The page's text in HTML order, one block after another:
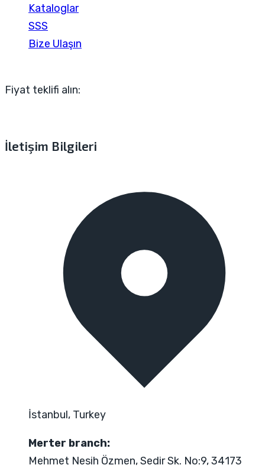
Kataloglar
SSS
Bize Ulaşın
Fiyat teklifi alın:
İletişim Bilgileri
İstanbul, Turkey
Merter branch:
Mehmet Nesih Özmen, Sedir Sk. No:9, 34173